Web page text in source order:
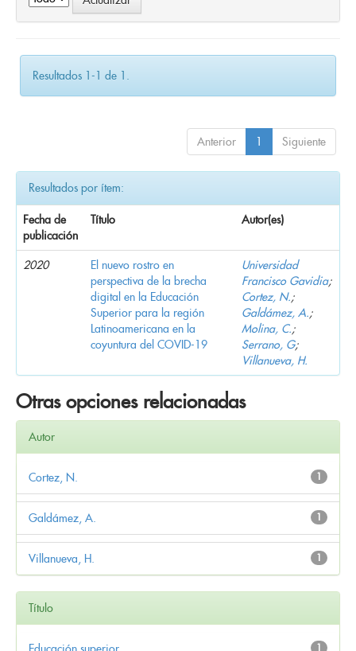
Resultados 1-1 de 1.
Anterior 1 Siguiente
Resultados por ítem:
Fecha de
publicación
Título Autor(es)
2020
El nuevo rostro en
perspectiva de la brecha
digital en la Educación
Superior para la región
Latinoamericana en la
coyuntura del COVID-19
Universidad
Francisco Gavidia;
Cortez, N.;
Galdámez, A.;
Molina, C.;
Serrano, G;
Villanueva, H.
Otras opciones relacionadas
Autor
1
Cortez, N.
1
Galdámez, A.
1
Villanueva, H.
Título
1